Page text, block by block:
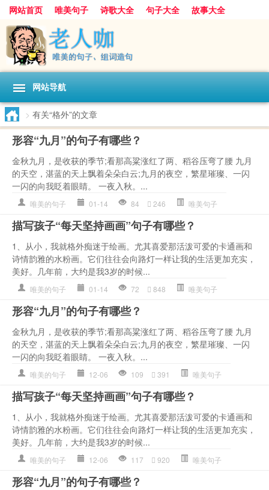
网站首页 唯美句子 诗歌大全 句子大全
故事大全
人生感悟
其他美文 美文欣赏
感人故事
句子分类
网站导航
> 有关“格外”的文章
形容“九月”的句子有哪些？
金秋九月，是收获的季节;看那高粱涨红了两、稻谷压弯了腰 九月
的天空，湛蓝的天上飘着朵朵白云;九月的夜空，繁星璀璨、一闪
一闪的向我眨着眼睛。 一夜入秋。...
唯美的句子 01-14 84 246 唯美句子
描写孩子“每天坚持画画”句子有哪些？
1、从小，我就格外痴迷于绘画。尤其喜爱那活泼可爱的卡通画和
诗情韵雅的水粉画。它们往往会向路灯一样让我的生活更加充实，
美好。几年前，大约是我3岁的时候...
唯美的句子 01-14 72 848 唯美句子
形容“九月”的句子有哪些？
金秋九月，是收获的季节;看那高粱涨红了两、稻谷压弯了腰 九月
的天空，湛蓝的天上飘着朵朵白云;九月的夜空，繁星璀璨、一闪
一闪的向我眨着眼睛。 一夜入秋。...
唯美的句子 12-06 109 391 唯美句子
描写孩子“每天坚持画画”句子有哪些？
1、从小，我就格外痴迷于绘画。尤其喜爱那活泼可爱的卡通画和
诗情韵雅的水粉画。它们往往会向路灯一样让我的生活更加充实，
美好。几年前，大约是我3岁的时候...
唯美的句子 12-06 117 920 唯美句子
形容“九月”的句子有哪些？